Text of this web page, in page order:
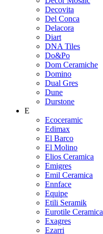
Decovita
Del Conca
Delacora
Diart
DNA Tiles
Do&Po
Dom Ceramiche
Domino
Dual Gres
Dune
Durstone
E
Ecoceramic
Edimax
El Barco
El Molino
Elios Ceramica
Emigres
Emil Ceramica
Ennface
Equipe
Etili Seramik
Eurotile Ceramica
Exagres
Ezarri